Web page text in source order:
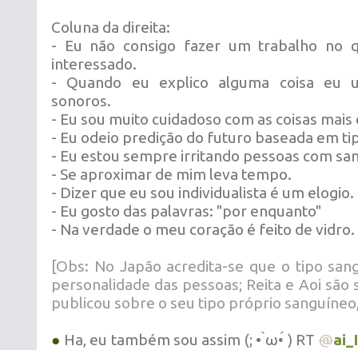
Coluna da direita:
- Eu não consigo fazer um trabalho no
interessado.
- Quando eu explico alguma coisa eu
sonoros.
- Eu sou muito cuidadoso com as coisas mais
- Eu odeio predição do futuro baseada em
- Eu estou sempre irritando pessoas com
- Se aproximar de mim leva tempo.
- Dizer que eu sou individualista é um elogio.
- Eu gosto das palavras: "por enquanto"
- Na verdade o meu coração é feito de vidro.
[Obs: No Japão acredita-se que o tipo
personalidade das pessoas; Reita e Aoi são
publicou sobre o seu tipo próprio
● Ha, eu também sou assim (; • ̀ω•́ ) RT@